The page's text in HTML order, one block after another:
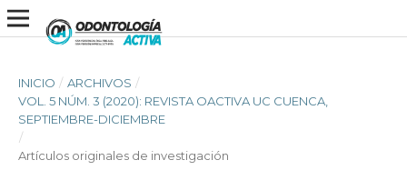
INICIO / ARCHIVOS /
VOL. 5 NÚM. 3 (2020): REVISTA OACTIVA UC CUENCA,
SEPTIEMBRE-DICIEMBRE
/
Artículos originales de investigación